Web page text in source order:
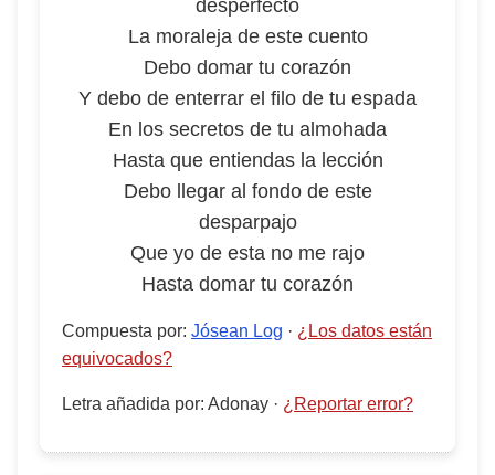
desperfecto
La moraleja de este cuento
Debo domar tu corazón
Y debo de enterrar el filo de tu espada
En los secretos de tu almohada
Hasta que entiendas la lección
Debo llegar al fondo de este
desparpajo
Que yo de esta no me rajo
Hasta domar tu corazón
Compuesta por: Jósean Log · ¿Los datos están
equivocados?
Letra añadida por: Adonay · ¿Reportar error?